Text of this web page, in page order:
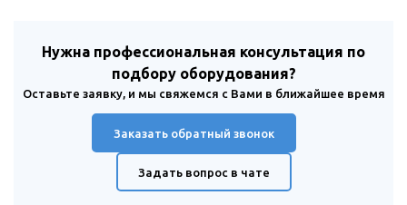
Нужна профессиональная консультация по
подбору оборудования?
Оставьте заявку, и мы свяжемся с Вами в ближайшее время
Заказать обратный звонок
Задать вопрос в чате